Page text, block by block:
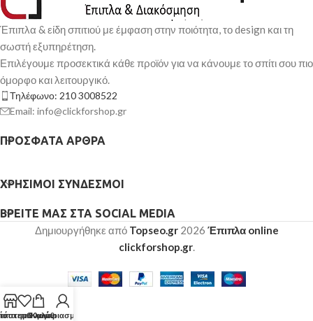
Έπιπλα & είδη σπιτιού με έμφαση στην ποιότητα, το design και τη
σωστή εξυπηρέτηση.
Επιλέγουμε προσεκτικά κάθε προϊόν για να κάνουμε το σπίτι σου πιο
όμορφο και λειτουργικό.
Τηλέφωνο: 210 3008522
Email: info@clickforshop.gr
ΠΡΌΣΦΑΤΑ ΆΡΘΡΑ
ΧΡΉΣΙΜΟΙ ΣΎΝΔΕΣΜΟΙ
ΒΡΕΊΤΕ ΜΑΣ ΣΤΑ SOCIAL MEDIA
Δημιουργήθηκε από Topseo.gr2026 Έπιπλα online
clickforshop.gr.
επιθυμιών
Καλάθι
Ο λογαριασμός μου